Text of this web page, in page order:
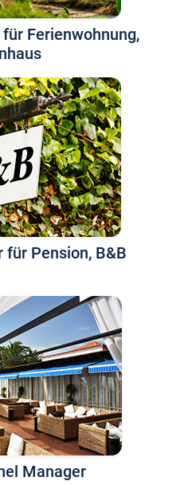
Ferienwohnung,
für Pension, B&B
Manager